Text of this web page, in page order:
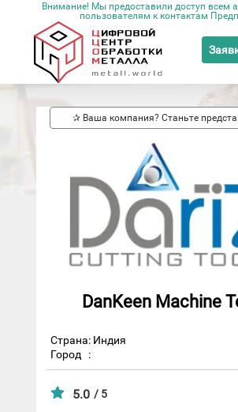
Внимание! Мы предоставили доступ всем
пользователям к контактам
✰ Ваша компания? Станьте
DanKeen Machine
Страна: Индия
Город
:
5.0 / 5